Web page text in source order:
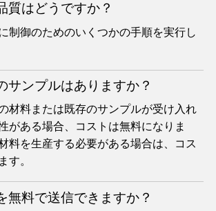
質はどうですか？
制御のためのいくつかの手順を実行し
サンプルはありますか？
材料または既存のサンプルが受け入れ
がある場合、コストは無料になりま
料を生産する必要がある場合は、コス
す。
無料で送信できますか？